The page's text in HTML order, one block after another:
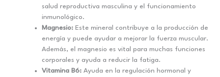
salud reproductiva masculina y el funcionamiento
inmunológico.
Magnesio: Este mineral contribuye a la producción de
energía y puede ayudar a mejorar la fuerza muscular.
Además, el magnesio es vital para muchas funciones
corporales y ayuda a reducir la fatiga.
Vitamina B6: Ayuda en la regulación hormonal y